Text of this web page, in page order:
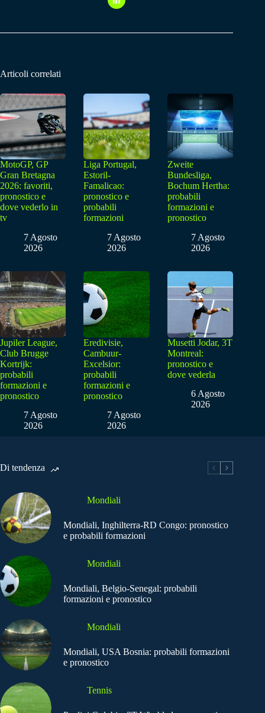
Articoli correlati
MotoGP, GP
Gran Bretagna
2026: favoriti,
pronostico e
dove vederlo in
tv
7 Agosto
2026
Liga Portugal,
Estoril-
Famalicao:
pronostico e
probabili
formazioni
7 Agosto
2026
Zweite
Bundesliga,
Bochum Hertha:
probabili
formazioni e
pronostico
7 Agosto
2026
Jupiler League,
Club Brugge
Kortrijk:
probabili
formazioni e
pronostico
7 Agosto
2026
Eredivisie,
Cambuur-
Excelsior:
probabili
formazioni e
pronostico
7 Agosto
2026
Musetti Jodar, 3T
Montreal:
pronostico e
dove vederla
6 Agosto
2026
Di tendenza
Mondiali
Mondiali, Inghilterra-RD Congo: pronostico
e probabili formazioni
Mondiali
Mondiali, Belgio-Senegal: probabili
formazioni e pronostico
Mondiali
Mondiali, USA Bosnia: probabili formazioni
e pronostico
Tennis